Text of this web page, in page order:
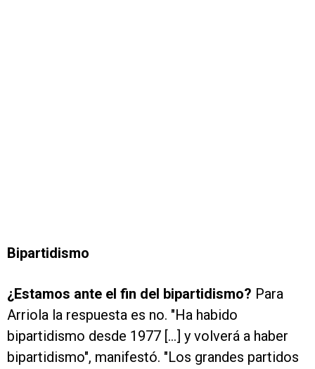
Bipartidismo
¿Estamos ante el fin del bipartidismo? Para
Arriola la respuesta es no. "Ha habido
bipartidismo desde 1977 [...] y volverá a haber
bipartidismo", manifestó. "Los grandes partidos